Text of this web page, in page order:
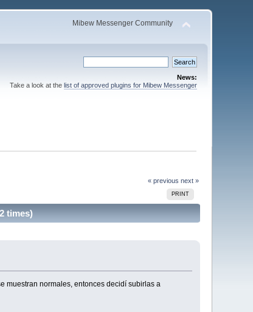
Mibew Messenger Community
News:
Take a look at the list of approved plugins for Mibew Messenger
« previous next »
PRINT
times)
muestran normales, entonces decidí subirlas a